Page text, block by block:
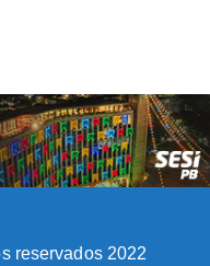
reservados 2022